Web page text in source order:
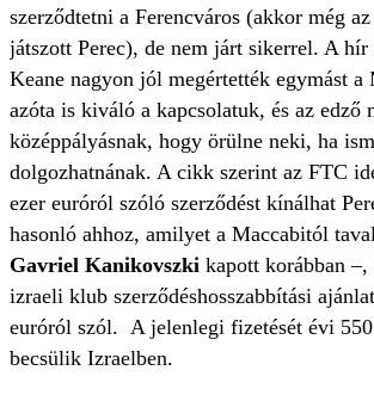
szerződtetni a Ferencváros (akkor még
játszott Perec), de nem járt sikerrel. A hír
Keane nagyon jól megértették egymást a
azóta is kiváló a kapcsolatuk, és az edző
középpályásnak, hogy örülne neki, ha
dolgozhatnának. A cikk szerint az FTC
ezer euróról szóló szerződést kínálhat
hasonló ahhoz, amilyet a Maccabitól
Gavriel Kanikovszki kapott korábban
izraeli klub szerződéshosszabbítási
euróról szól. A jelenlegi fizetését évi 550
becsülik Izraelben.